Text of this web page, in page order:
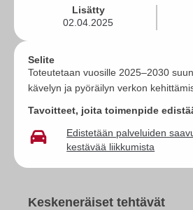
Lisätty
02.04.2025
Selite
Toteutetaan vuosille 2025–2030
kävelyn ja pyöräilyn verkon
Tavoitteet, joita toimenpide
Edistetään palveluiden
kestävää liikkumista
Keskeneräiset tehtävät